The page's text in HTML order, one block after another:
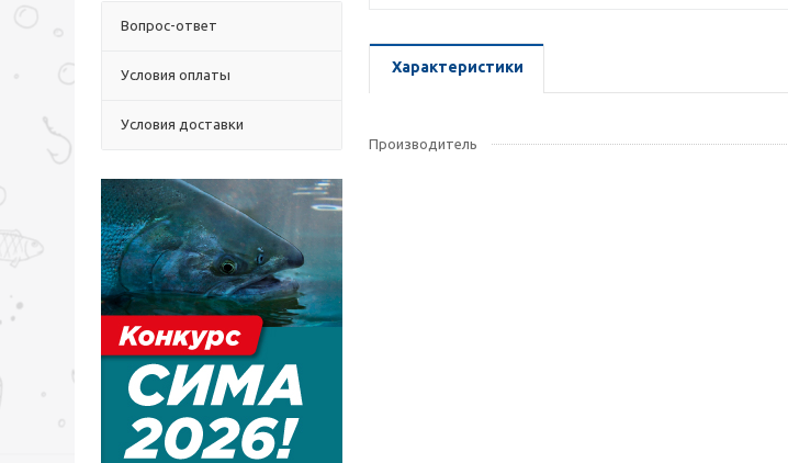
Вопрос-ответ
Условия оплаты
Условия доставки
Характеристики
Производитель